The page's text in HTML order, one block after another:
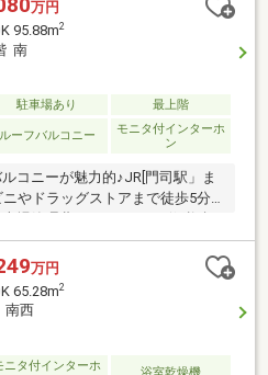
万円
95.88m2
南
駐車場あり 最上階
ルーフバルコニー
モニタ付インターホ
ン
コニーが魅力的♪JR[門司駅」ま
やドラッグストアまで徒歩5分
場管理費1，300円/月・修繕積
ルコニー24.9平米、ルーフバルコ
小学校・柳西中学校エリア
現在
日の内覧も可能です。営業時間
曜日、第2、3火曜日） この時間帯
わせがスムーズにご案内できま
万円
65.28m2
南西
ニタ付インターホ